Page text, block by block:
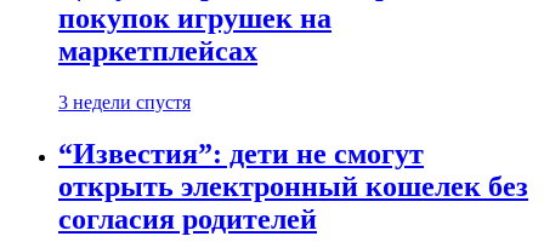
покупок игрушек на
маркетплейсах
3 недели спустя
“Известия”: дети не смогут
открыть электронный кошелек без
согласия родителей